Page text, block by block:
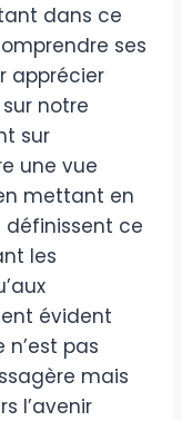
dans ce
ses
apprécier
notre
sur
une vue
mettant en
définissent ce
les
évident
pas
mais
l’avenir